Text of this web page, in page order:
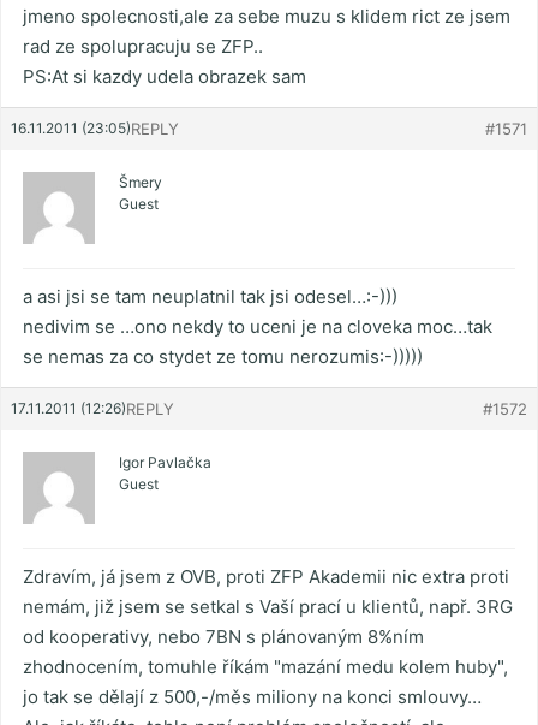
jmeno spolecnosti,ale za sebe muzu s klidem rict ze jsem
rad ze spolupracuju se ZFP..
PS:At si kazdy udela obrazek sam
16.11.2011 (23:05) #1571
REPLY
Šmery
Guest
a asi jsi se tam neuplatnil tak jsi odesel…:-)))
nedivim se …ono nekdy to uceni je na cloveka moc…tak
se nemas za co stydet ze tomu nerozumis:-)))))
17.11.2011 (12:26) #1572
REPLY
Igor Pavlačka
Guest
Zdravím, já jsem z OVB, proti ZFP Akademii nic extra proti
nemám, již jsem se setkal s Vaší prací u klientů, např. 3RG
od kooperativy, nebo 7BN s plánovaným 8%ním
zhodnocením, tomuhle říkám "mazání medu kolem huby",
jo tak se dělají z 500,-/měs miliony na konci smlouvy…